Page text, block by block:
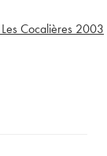
Cocalières 2003